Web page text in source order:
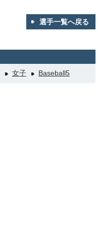
選手一覧へ戻る
女子 Baseball5